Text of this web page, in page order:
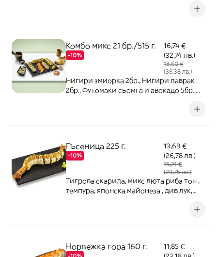
Тануки сьомга 4бр., Норвежка гора 8бр.
Комбо микс 21 бр./515 г.
-10%
16,74 €
(32,74 лв.)
18,60 €
(36,38 лв.)
Нигири змиорка 2бр., Нигири лаврак
2бр., Футомаки сьомга и авокадо 5бр.,
Гъсеница 225 г.
-10%
13,69 €
(26,78 лв.)
15,21 €
(29,75 лв.)
Тигрова скарида, микс люта риба тон ,
темпура, японска майонеза , див лук,
Норвежка гора 160 г.
11,85 €